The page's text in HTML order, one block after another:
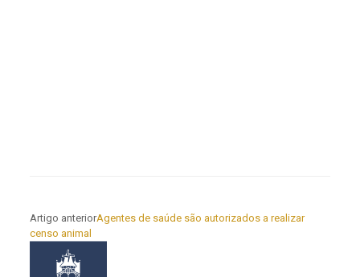
Artigo anteriorAgentes de saúde são autorizados a realizar
censo animal